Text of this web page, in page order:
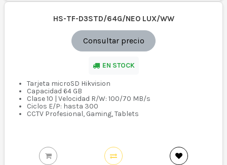
HS-TF-D3STD/64G/NEO LUX/WW
Consultar precio
EN STOCK
Tarjeta microSD Hikvision
Capacidad 64 GB
Clase 10 | Velocidad R/W: 100/70 MB/s
Ciclos E/P: hasta 300
CCTV Profesional, Gaming, Tablets